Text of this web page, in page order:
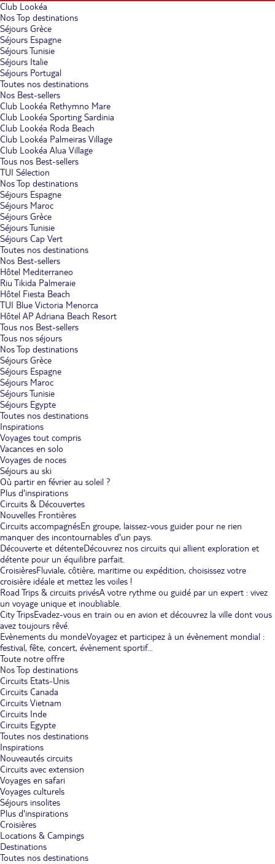
Club Lookéa
Nos Top destinations
Séjours Grèce
Séjours Espagne
Séjours Tunisie
Séjours Italie
Séjours Portugal
Toutes nos destinations
Nos Best-sellers
Club Lookéa Rethymno Mare
Club Lookéa Sporting Sardinia
Club Lookéa Roda Beach
Club Lookéa Palmeiras Village
Club Lookéa Alua Village
Tous nos Best-sellers
TUI Sélection
Nos Top destinations
Séjours Espagne
Séjours Maroc
Séjours Grèce
Séjours Tunisie
Séjours Cap Vert
Toutes nos destinations
Nos Best-sellers
Hôtel Mediterraneo
Riu Tikida Palmeraie
Hôtel Fiesta Beach
TUI Blue Victoria Menorca
Hôtel AP Adriana Beach Resort
Tous nos Best-sellers
Tous nos séjours
Nos Top destinations
Séjours Grèce
Séjours Espagne
Séjours Maroc
Séjours Tunisie
Séjours Egypte
Toutes nos destinations
Inspirations
Voyages tout compris
Vacances en solo
Voyages de noces
Séjours au ski
Où partir en février au soleil ?
Plus d'inspirations
Circuits & Découvertes
Nouvelles Frontières
Circuits accompagnésEn groupe, laissez-vous guider pour ne rien
manquer des incontournables d'un pays.
Découverte et détenteDécouvrez nos circuits qui allient exploration et
détente pour un équilibre parfait.
CroisièresFluviale, côtière, maritime ou expédition, choisissez votre
croisière idéale et mettez les voiles !
Road Trips & circuits privésA votre rythme ou guidé par un expert : vivez
un voyage unique et inoubliable.
City TripsEvadez-vous en train ou en avion et découvrez la ville dont vous
avez toujours rêvé.
Evènements du mondeVoyagez et participez à un évènement mondial :
festival, fête, concert, évènement sportif...
Toute notre offre
Nos Top destinations
Circuits Etats-Unis
Circuits Canada
Circuits Vietnam
Circuits Inde
Circuits Egypte
Toutes nos destinations
Inspirations
Nouveautés circuits
Circuits avec extension
Voyages en safari
Voyages culturels
Séjours insolites
Plus d'inspirations
Croisières
Locations & Campings
Destinations
Toutes nos destinations